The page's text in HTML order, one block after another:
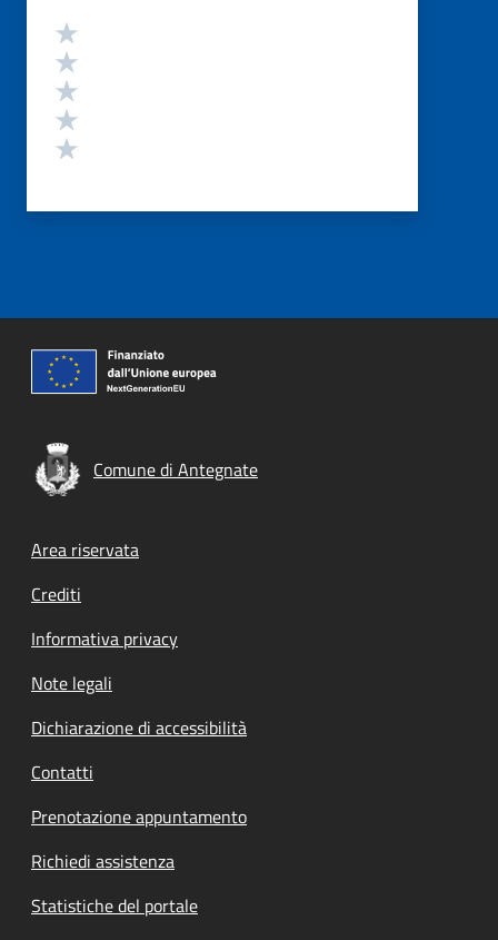
Valutazione
Comune di Antegnate
Footer menu
Area riservata
Crediti
Informativa privacy
Note legali
Dichiarazione di accessibilità
Contatti
Prenotazione appuntamento
Richiedi assistenza
Statistiche del portale